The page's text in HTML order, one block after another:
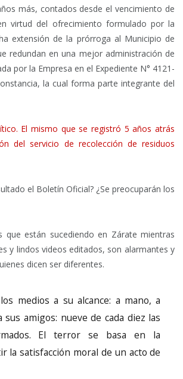
más, contados desde el vencimiento de
virtud del ofrecimiento formulado por la
extensión de la prórroga al Municipio de
redundan en una mejor administración de
por la Empresa en el Expediente N° 4121-
la cual forma parte integrante del
El mismo que se registró 5 años atrás
del servicio de recolección de residuos
el Boletín Oficial? ¿Se preocuparán los
están sucediendo en Zárate mientras
y lindos videos editados, son alarmantes y
dicen ser diferentes.
medios a su alcance: a mano, a
amigos: nueve de cada diez las
El terror se basa en la
la satisfacción moral de un acto de